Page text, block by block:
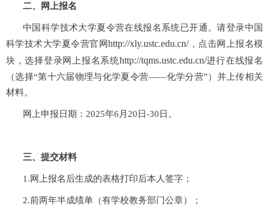
二、网上报名
中国科学技术大学夏令营在线报名系统已开通。请登录中国
科学技术大学夏令营官网http://xly.ustc.edu.cn/，点击网上报名模
块，选择登录网上报名系统http://tqms.ustc.edu.cn/进行在线报名
（选择“第十六届物理与化学夏令营——化学分营”）并上传相关
材料。
网上申报日期： 2025年6 月 20 日-30 日。
三、提交材料
1.网上报名后生成的表格打印后本人签字；
2.前两年半成绩单（有学校教务部门公章）；